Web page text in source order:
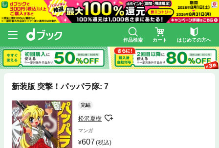
作品検索 カート はじめての方へ
新装版 突撃！パッパラ隊: 7
完結
松沢夏樹
マンガ
607 (税込)